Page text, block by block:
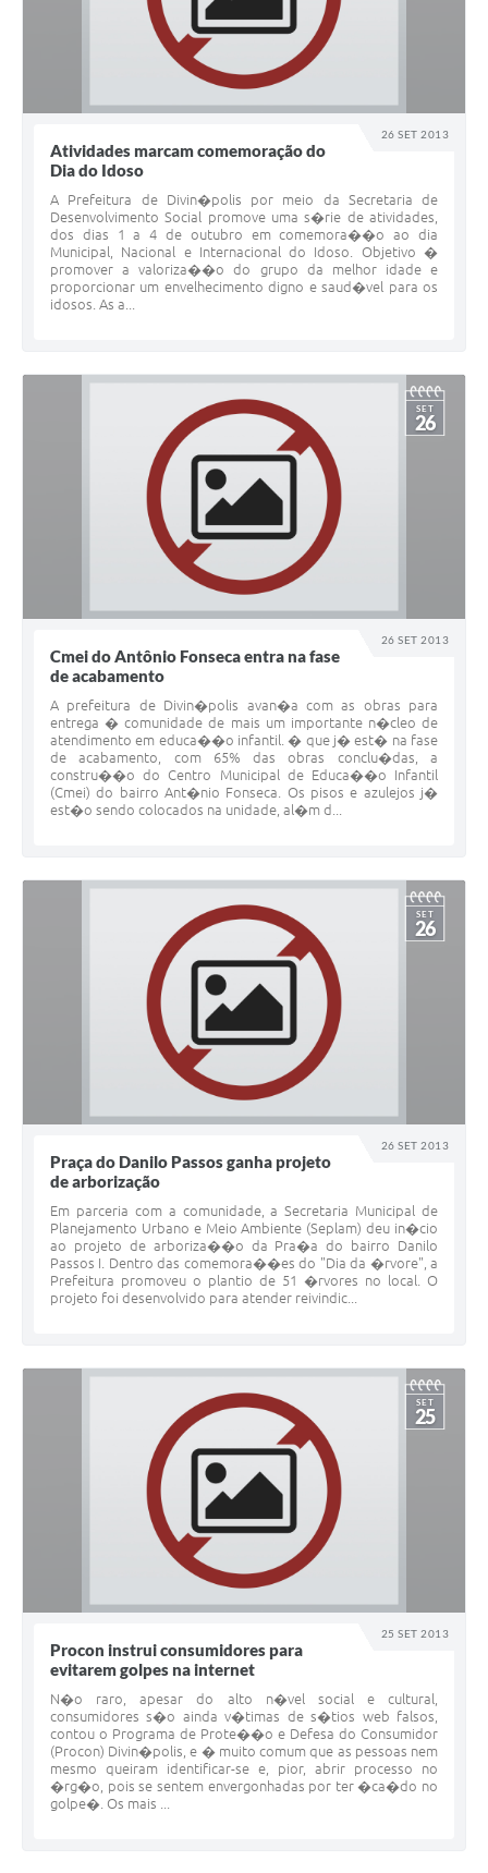
26 SET 2013
Atividades marcam comemoração do
Dia do Idoso
A Prefeitura de Divin�polis por meio da Secretaria de
Desenvolvimento Social promove uma s�rie de atividades,
dos dias 1 a 4 de outubro em comemora��o ao dia
Municipal, Nacional e Internacional do Idoso. Objetivo �
promover a valoriza��o do grupo da melhor idade e
proporcionar um envelhecimento digno e saud�vel para os
idosos. As a...
26 SET 2013
SET
26
Cmei do Antônio Fonseca entra na fase
de acabamento
A prefeitura de Divin�polis avan�a com as obras para
entrega � comunidade de mais um importante n�cleo de
atendimento em educa��o infantil. � que j� est� na fase
de acabamento, com 65% das obras conclu�das, a
constru��o do Centro Municipal de Educa��o Infantil
(Cmei) do bairro Ant�nio Fonseca. Os pisos e azulejos j�
est�o sendo colocados na unidade, al�m d...
26 SET 2013
SET
26
Praça do Danilo Passos ganha projeto
de arborização
Em parceria com a comunidade, a Secretaria Municipal de
Planejamento Urbano e Meio Ambiente (Seplam) deu in�cio
ao projeto de arboriza��o da Pra�a do bairro Danilo
Passos I. Dentro das comemora��es do "Dia da �rvore", a
Prefeitura promoveu o plantio de 51 �rvores no local. O
projeto foi desenvolvido para atender reivindic...
25 SET 2013
SET
25
Procon instrui consumidores para
evitarem golpes na internet
N�o raro, apesar do alto n�vel social e cultural,
consumidores s�o ainda v�timas de s�tios web falsos,
contou o Programa de Prote��o e Defesa do Consumidor
(Procon) Divin�polis, e � muito comum que as pessoas nem
mesmo queiram identificar-se e, pior, abrir processo no
�rg�o, pois se sentem envergonhadas por ter �ca�do no
golpe�. Os mais ...